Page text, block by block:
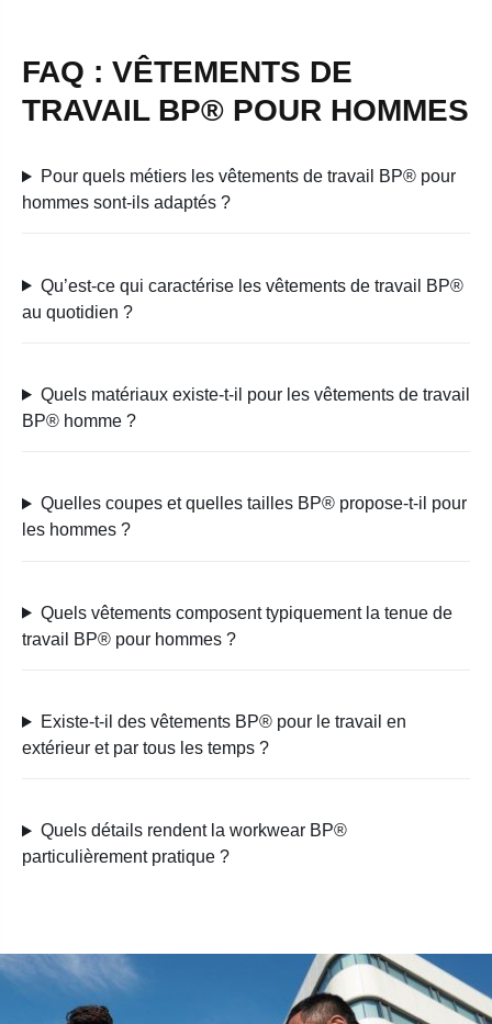
FAQ : VÊTEMENTS DE
TRAVAIL BP® POUR HOMMES
Pour quels métiers les vêtements de travail BP® pour
hommes sont-ils adaptés ?
Qu’est-ce qui caractérise les vêtements de travail BP®
au quotidien ?
Quels matériaux existe-t-il pour les vêtements de travail
BP® homme ?
Quelles coupes et quelles tailles BP® propose-t-il pour
les hommes ?
Quels vêtements composent typiquement la tenue de
travail BP® pour hommes ?
Existe-t-il des vêtements BP® pour le travail en
extérieur et par tous les temps ?
Quels détails rendent la workwear BP®
particulièrement pratique ?